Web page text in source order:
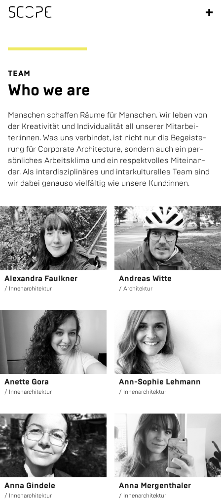
+
TEAM
Who we are
Men­schen schaf­fen Räume für Men­schen. Wir leben von
der Krea­ti­vi­tät und In­di­vi­dua­li­tät all un­se­rer Mit­ar­bei­
ter:innen. Was uns ver­bin­det, ist nicht nur die Be­geis­te­
rung für Cor­po­ra­te Ar­chi­tec­tu­re, son­dern auch ein per­
sön­li­ches Ar­beits­kli­ma und ein re­spekt­vol­les Mit­ein­an­
der. Als in­ter­dis­zi­pli­nä­res und in­ter­kul­tu­rel­les Team sind
wir dabei ge­nau­so viel­fäl­tig wie un­se­re Kund:innen.
Alex­an­dra Faulk­ner
In­nen­ar­chi­tek­tur
An­dre­as Witte
Ar­chi­tek­tur
Anet­te Gora
In­nen­ar­chi­tek­tur
Ann-So­phie Leh­mann
In­nen­ar­chi­tek­tur
Anna Gin­de­le
In­nen­ar­chi­tek­tur
Anna Mer­gen­tha­ler
In­nen­ar­chi­tek­tur